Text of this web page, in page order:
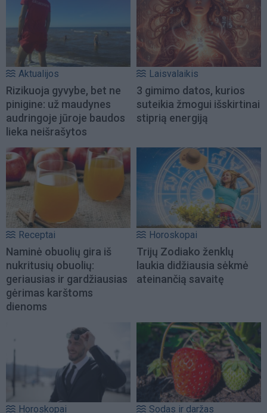
Aktualijos
Rizikuoja gyvybe, bet ne
pinigine: už maudynes
audringoje jūroje baudos
lieka neišrašytos
Laisvalaikis
3 gimimo datos, kurios
suteikia žmogui išskirtinai
stiprią energiją
Receptai
Naminė obuolių gira iš
nukritusių obuolių:
geriausias ir gardžiausias
gėrimas karštoms
dienoms
Horoskopai
Trijų Zodiako ženklų
laukia didžiausia sėkmė
ateinančią savaitę
Horoskopai Sodas ir daržas